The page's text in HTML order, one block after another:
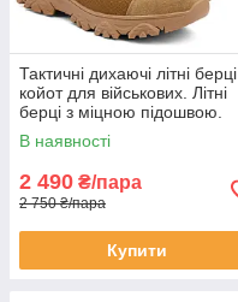
Тактичні дихаючі літні берці
койот для військових. Літні
берці з міцною підошвою.
Wolf original
В наявності
2 490 ₴/пара
2 750 ₴/пара
Купити